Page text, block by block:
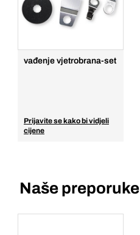
vađenje vjetrobrana-set
Prijavite se kako bi vidjeli
cijene
Naše preporuke